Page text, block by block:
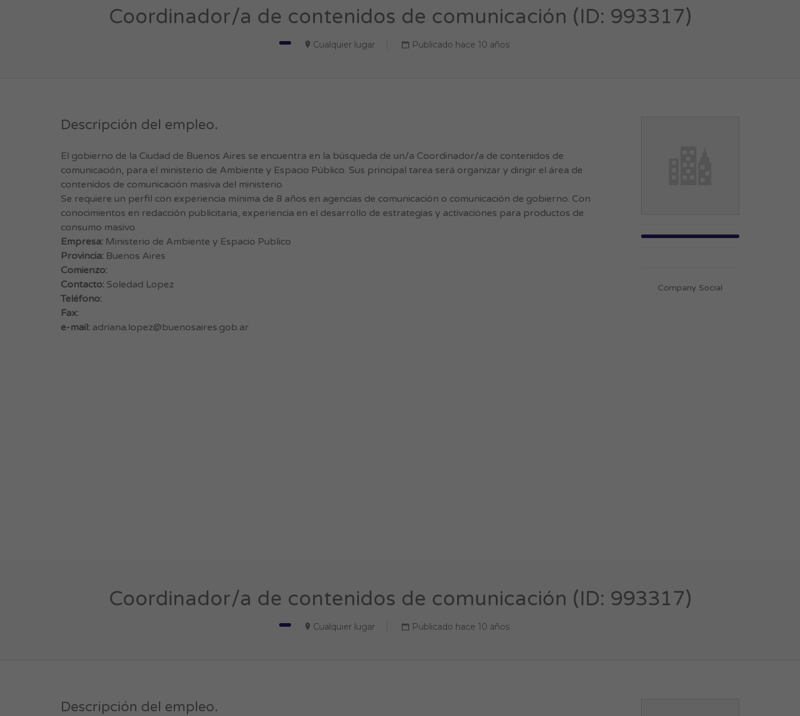
Coordinador/a de contenidos de comunicación (ID: 993317)
Cualquier lugar Publicado hace 10 años
Descripción del empleo.
El gobierno de la Ciudad de Buenos Aires se encuentra en la búsqueda de un/a Coordinador/a de contenidos de
comunicación, para el ministerio de Ambiente y Espacio Público. Sus principal tarea será organizar y dirigir el área de
contenidos de comunicación masiva del ministerio.
Se requiere un perfil con experiencia mínima de 8 años en agencias de comunicación o comunicación de gobierno. Con
conocimientos en redacción publicitaria, experiencia en el desarrollo de estrategias y activaciones para productos de
consumo masivo.
Empresa: Ministerio de Ambiente y Espacio Publico
Provincia: Buenos Aires
Comienzo:
Contacto: Soledad Lopez
Teléfono:
Fax:
e-mail: adriana.lopez@buenosaires.gob.ar
Company Social
Coordinador/a de contenidos de comunicación (ID: 993317)
Cualquier lugar Publicado hace 10 años
Descripción del empleo.